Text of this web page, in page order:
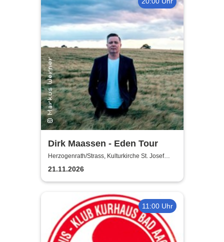
Dirk Maassen - Eden Tour
Herzogenrath/Strass, Kulturkirche St. Josef
Herzogenrath/Strass
21.11.2026
11:00 Uhr